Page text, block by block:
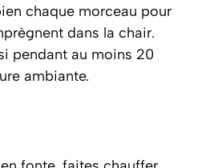
chaque morceau pour
dans la chair.
pendant au moins 20
ambiante.